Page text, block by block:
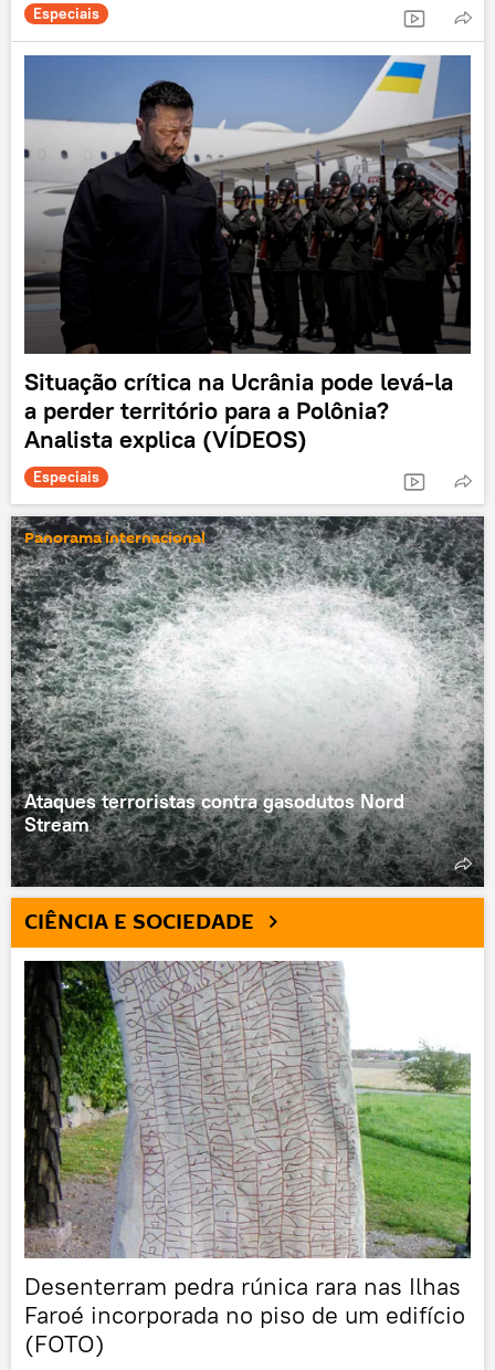
Especiais
Situação crítica na Ucrânia pode levá-la
a perder território para a Polônia?
Analista explica (VÍDEOS)
Especiais
Panorama internacional
Ataques terroristas contra gasodutos Nord
Stream
CIÊNCIA E SOCIEDADE
Desenterram pedra rúnica rara nas Ilhas
Faroé incorporada no piso de um edifício
(FOTO)